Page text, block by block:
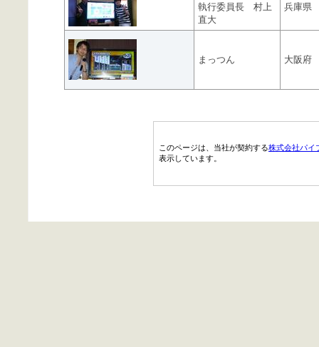
執行委員長 村上
直大
兵庫県
まっつん 大阪府
このページは、当社が契約する株式会社パイ
表示しています。